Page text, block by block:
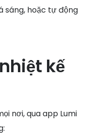
sáng, hoặc tự động
kế
nơi, qua app Lumi